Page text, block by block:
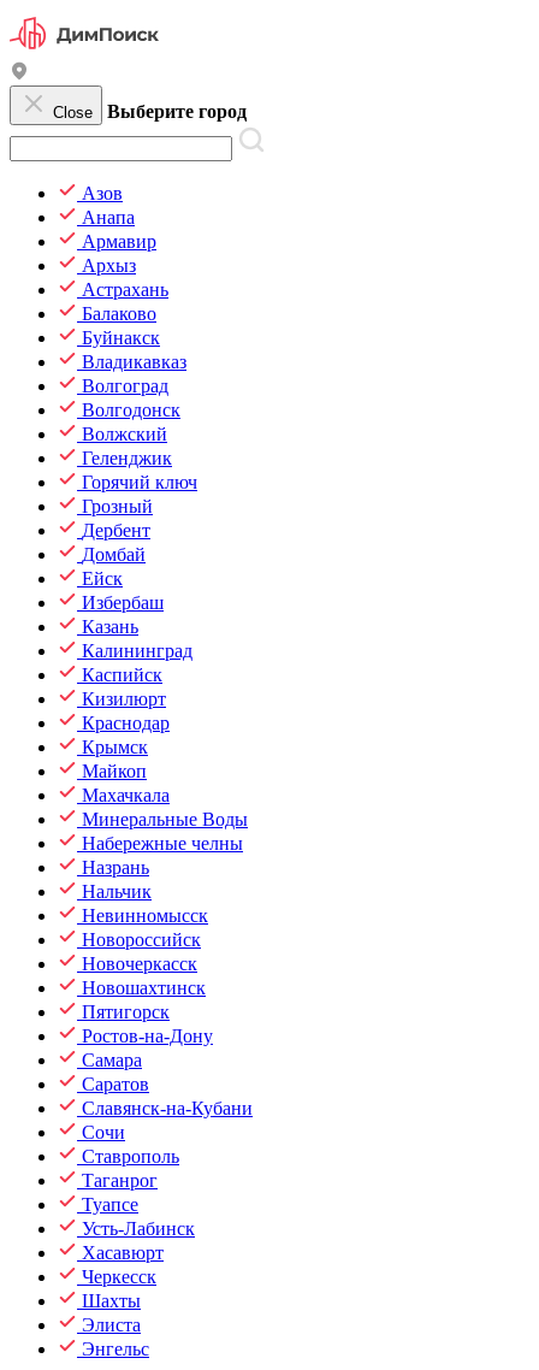
Close Выберите город
Азов
Анапа
Армавир
Архыз
Астрахань
Балаково
Буйнакск
Владикавказ
Волгоград
Волгодонск
Волжский
Геленджик
Горячий ключ
Грозный
Дербент
Домбай
Ейск
Избербаш
Казань
Калининград
Каспийск
Кизилюрт
Краснодар
Крымск
Майкоп
Махачкала
Минеральные Воды
Набережные челны
Назрань
Нальчик
Невинномысск
Новороссийск
Новочеркасск
Новошахтинск
Пятигорск
Ростов-на-Дону
Самара
Саратов
Славянск-на-Кубани
Сочи
Ставрополь
Таганрог
Туапсе
Усть-Лабинск
Хасавюрт
Черкесск
Шахты
Элиста
Энгельс